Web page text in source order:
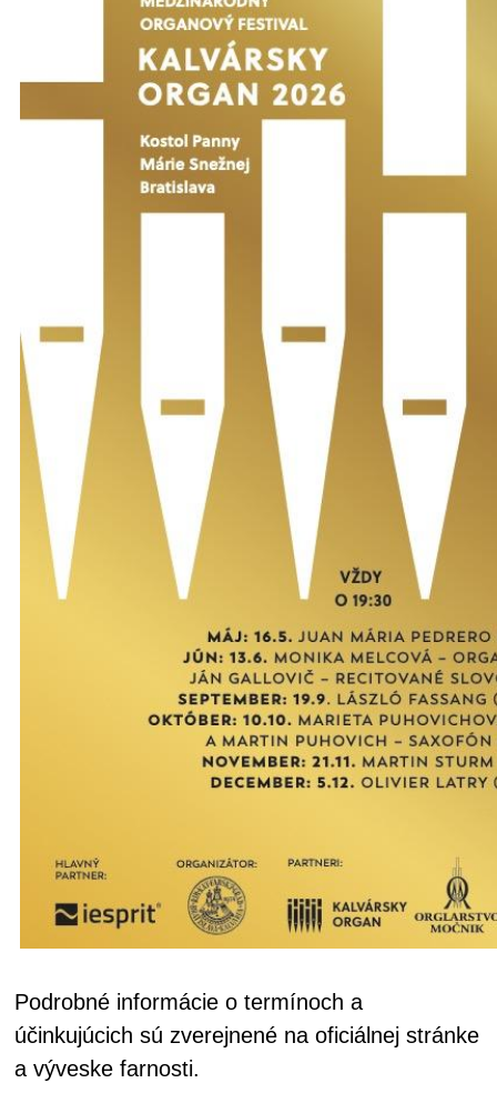
Podrobné informácie o termínoch a
účinkujúcich sú zverejnené na oficiálnej stránke
a výveske farnosti.